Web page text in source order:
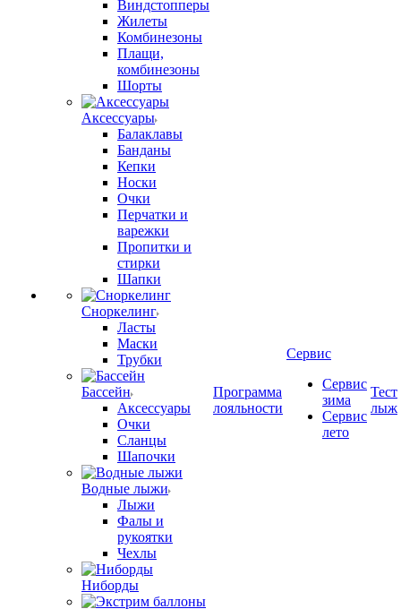
Виндстопперы
Жилеты
Комбинезоны
Плащи,
комбинезоны
Шорты
Аксессуары
Балаклавы
Банданы
Кепки
Носки
Очки
Перчатки и
варежки
Пропитки и
стирки
Шапки
Сноркелинг
Ласты
Маски
Трубки
Бассейн
Аксессуары
Очки
Сланцы
Шапочки
Водные лыжи
Лыжи
Фалы и
рукоятки
Чехлы
Ниборды
Программа
лояльности
Сервис
Сервис
зима
Сервис
лето
Тест
лыж